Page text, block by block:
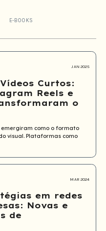
E-BOOKS
JAN 2025
Curtos:
Reels e
o
emergiram como o formato
visual. Plataformas como
MAR 2024
em redes
Novas e
de